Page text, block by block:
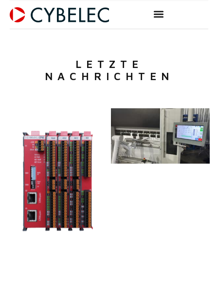
Inhalt
LETZTE
NACHRICHTEN